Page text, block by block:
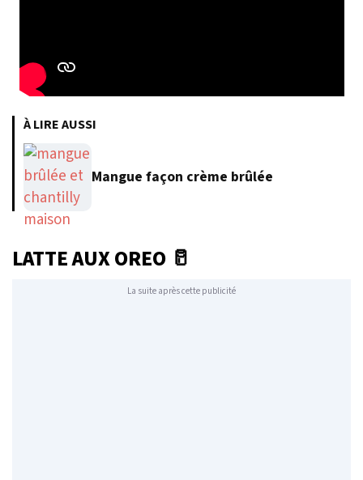
À LIRE AUSSI
Mangue façon crème brûlée
LATTE AUX OREO 🥛
La suite après cette publicité